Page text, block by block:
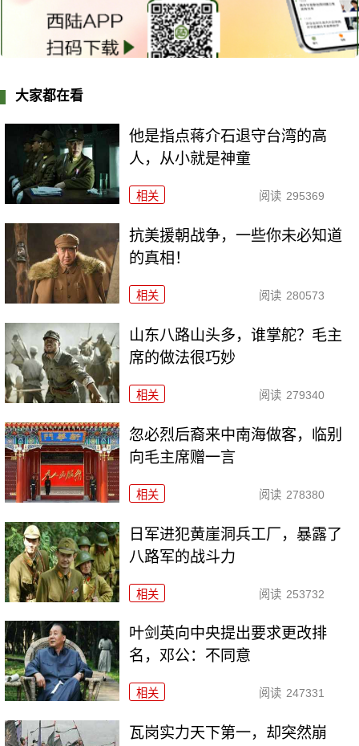
大家都在看
他是指点蒋介石退守台湾的高
人，从小就是神童
相关 阅读 295369
抗美援朝战争，一些你未必知道
的真相！
相关 阅读 280573
山东八路山头多，谁掌舵？毛主
席的做法很巧妙
相关 阅读 279340
忽必烈后裔来中南海做客，临别
向毛主席赠一言
相关 阅读 278380
日军进犯黄崖洞兵工厂，暴露了
八路军的战斗力
相关 阅读 253732
叶剑英向中央提出要求更改排
名，邓公：不同意
相关 阅读 247331
瓦岗实力天下第一，却突然崩